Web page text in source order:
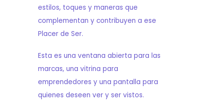
estilos, toques y maneras que
complementan y contribuyen a ese
Placer de Ser.
Esta es una ventana abierta para las
marcas, una vitrina para
emprendedores y una pantalla para
quienes deseen ver y ser vistos.